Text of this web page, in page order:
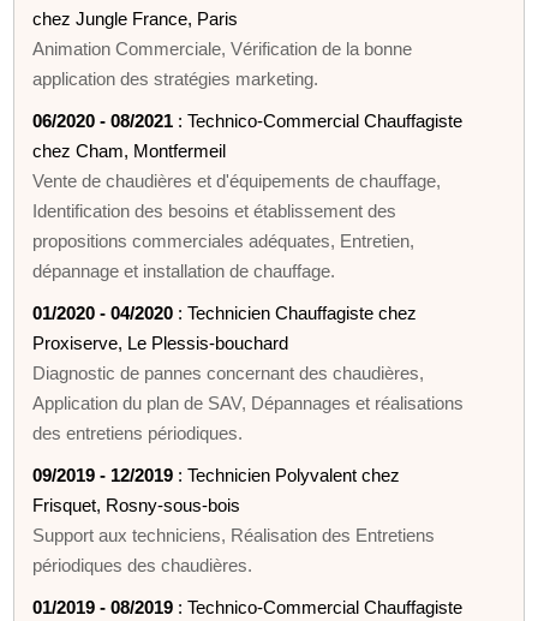
chez Jungle France, Paris
Animation Commerciale, Vérification de la bonne
application des stratégies marketing.
06/2020 - 08/2021 : Technico-Commercial Chauffagiste
chez Cham, Montfermeil
Vente de chaudières et d'équipements de chauffage,
Identification des besoins et établissement des
propositions commerciales adéquates, Entretien,
dépannage et installation de chauffage.
01/2020 - 04/2020 : Technicien Chauffagiste chez
Proxiserve, Le Plessis-bouchard
Diagnostic de pannes concernant des chaudières,
Application du plan de SAV, Dépannages et réalisations
des entretiens périodiques.
09/2019 - 12/2019 : Technicien Polyvalent chez
Frisquet, Rosny-sous-bois
Support aux techniciens, Réalisation des Entretiens
périodiques des chaudières.
01/2019 - 08/2019 : Technico-Commercial Chauffagiste